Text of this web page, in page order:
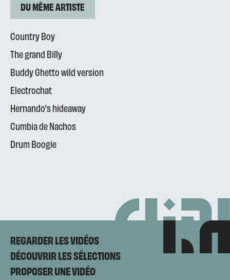
DU MÊME ARTISTE
Country Boy
The grand Billy
Buddy Ghetto wild version
Electrochat
Hernando’s hideaway
Cumbia de Nachos
Drum Boogie
REGARDER LES VIDÉOS
DÉCOUVRIR LES SÉLECTIONS
PROPOSER UNE VIDÉO